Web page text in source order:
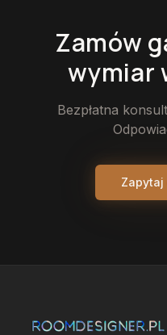
Zamów
wymiar
Bezpłatna
Zapytaj